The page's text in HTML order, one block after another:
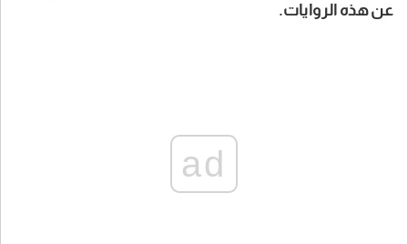
عن هذه الروايات.
ad